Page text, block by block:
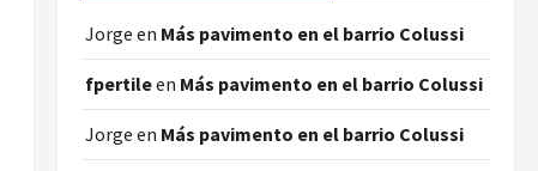
Jorge en Más pavimento en el barrio Colussi
fpertileen Más pavimento en el barrio Colussi
Jorge en Más pavimento en el barrio Colussi